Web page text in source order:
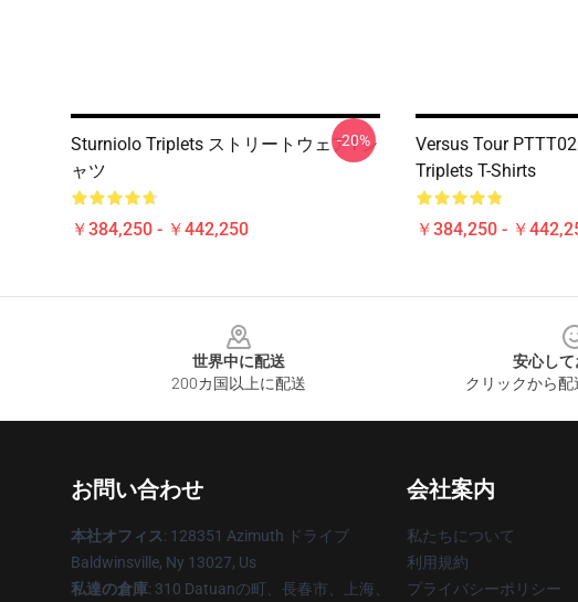
Sturniolo Triplets ストリートウェアTシ
ャツ
￥384,250 - ￥442,250
-20%
Versus Tour
Triplets T-Shirts
￥384,250 - ￥
世界中に配送
200カ国以上に配送
安心し
クリックから
お問い合わせ
本社オフィス: 128351 Azimuth ドライブ
Baldwinsville, Ny 13027, Us
私達の倉庫: 310 Datuanの町、長春市、上海、
会社案内
私たちについて
利用規約
プライバシーポリシー